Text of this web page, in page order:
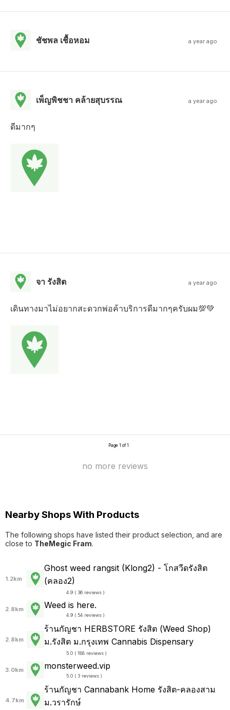
ชัชพล เชื้อหอม a year ago
เพ็ญพิชชา คล้ายสุบรรณ a year ago
ดีมากๆ
จา รังสิต a year ago
เดินทางมาไม่อยากสะดวกพ่อค้าบริการดีมากๆครับผม💯💚
Page 1 of 1
no more reviews
Nearby Shops With Products
The following shops have listed their product selection, and are
close to TheMegic Fram.
1.2km
Ghost weed rangsit (Klong2) - โกสวีดรังสิต
(คลอง2)
4.9 ( 36 reviews )
2.8km Weed is here.
4.9 ( 54 reviews )
2.8km
ร้านกัญชา HERBSTORE รังสิต (Weed Shop)
ม.รังสิต ม.กรุงเทพ Cannabis Dispensary
5.0 ( 188 reviews )
3.0km monsterweed.vip
5.0 ( 3 reviews )
4.7km
ร้านกัญชา Cannabank Home รังสิต-คลองสาม
ม.วรารักษ์